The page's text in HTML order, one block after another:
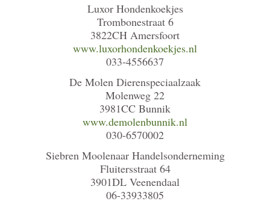
Luxor Hondenkoekjes
Trombonestraat 6
3822CH Amersfoort
www.luxorhondenkoekjes.nl
033-4556637
De Molen Dierenspeciaalzaak
Molenweg 22
3981CC Bunnik
www.demolenbunnik.nl
030-6570002
Siebren Moolenaar Handelsonderneming
Fluitersstraat 64
3901DL Veenendaal
06-33933805